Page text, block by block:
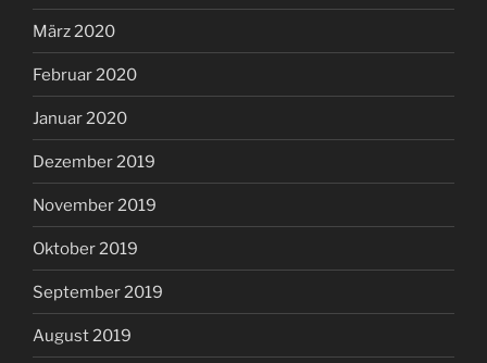
März 2020
Februar 2020
Januar 2020
Dezember 2019
November 2019
Oktober 2019
September 2019
August 2019